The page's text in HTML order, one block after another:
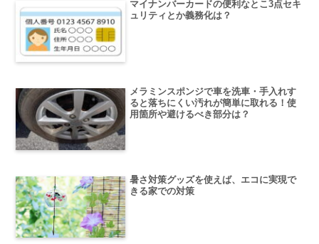
マイナンバーカードの便利なとこ3点セキ
ュリティとか義務化は？
メラミンスポンジで車を洗車・手入れす
ると落ちにくい汚れが簡単に取れる！使
用箇所や避けるべき部分は？
暑さ対策グッズを使えば、エコに実現で
きる家での対策